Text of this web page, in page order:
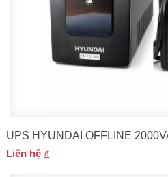
UPS HYUNDAI OFFLINE
Liên hệ